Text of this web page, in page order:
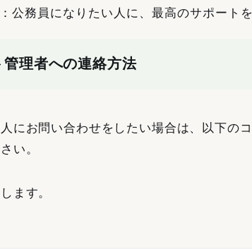
公務員になりたい人に、最高のサポートを
管理者への連絡方法
にお問い合わせをしたい場合は、以下の
い。
ます。